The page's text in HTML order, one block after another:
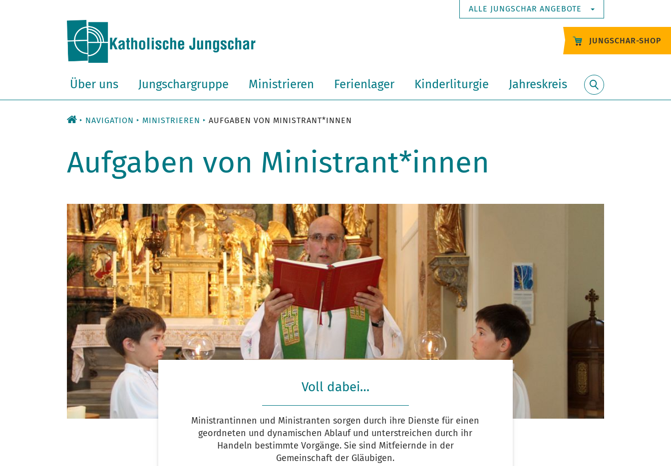
JUNGSCHAR-SHOP
ALLE JUNGSCHAR ANGEBOTE
Über uns Jungschargruppe Ministrieren Ferienlager Kinderliturgie Jahreskreis
NAVIGATION MINISTRIEREN AUFGABEN VON MINISTRANT*INNEN
Aufgaben von Ministrant*innen
Voll dabei…
Ministrantinnen und Ministranten sorgen durch ihre Dienste für einen
geordneten und dynamischen Ablauf und unterstreichen durch ihr
Handeln bestimmte Vorgänge. Sie sind Mitfeiernde in der
Gemeinschaft der Gläubigen.